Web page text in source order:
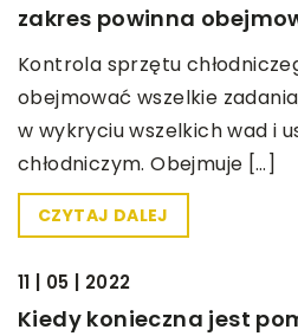
zakres powinna
Kontrola sprzętu
obejmować wszelkie
w wykryciu wszelkich wad i
chłodniczym. Obejmuje […]
CZYTAJ DALEJ
11 | 05 | 2022
Kiedy konieczna jest